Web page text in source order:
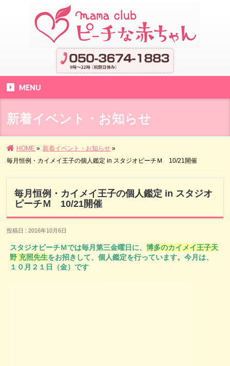
MENU
新着イベント・お知らせ
HOME » 新着イベント・お知らせ »
毎月恒例・カイメイ王子の個人鑑定 in スタジオピーチＭ 10/21開催
毎月恒例・カイメイ王子の個人鑑定 in スタジオ
ピーチＭ 10/21開催
投稿日 : 2016年10月6日
スタジオピーチＭでは毎月第三金曜日に、博多のカイメイ王子天
野 充照先生をお招きして、個人鑑定を行っています。今月は、
１０月２１日（金）です